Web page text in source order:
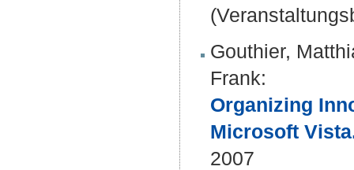
Gouthier,
Frank:
Organizing
Microsoft
2007